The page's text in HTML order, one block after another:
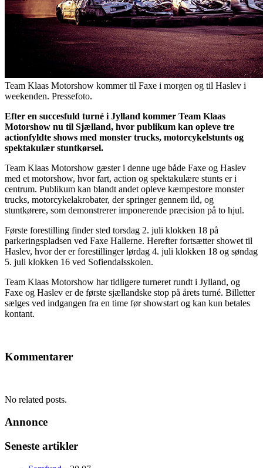
Team Klaas Motorshow kommer til Faxe i morgen og til Haslev i
weekenden. Pressefoto.
Efter en succesfuld turné i Jylland kommer Team Klaas
Motorshow nu til Sjælland, hvor publikum kan opleve tre
actionfyldte shows med monster trucks, motorcykelstunts og
spektakulær stuntkørsel.
Team Klaas Motorshow gæster i denne uge både Faxe og Haslev
med et motorshow, hvor fart, action og spektakulære stunts er i
centrum. Publikum kan blandt andet opleve kæmpestore monster
trucks, motorcykelakrobater, der springer gennem ild, og
stuntkørere, som demonstrerer imponerende præcision på to hjul.
Første forestilling finder sted torsdag 2. juli klokken 18 på
parkeringspladsen ved Faxe Hallerne. Herefter fortsætter showet til
Haslev, hvor der er forestillinger lørdag 4. juli klokken 18 og søndag
5. juli klokken 16 ved Sofiendalsskolen.
Team Klaas Motorshow har tidligere turneret rundt i Jylland, og
Faxe og Haslev er de første sjællandske stop på årets turné. Billetter
sælges ved indgangen fra en time før showstart og kan kun betales
kontant.
Kommentarer
No related posts.
Annonce
Seneste artikler